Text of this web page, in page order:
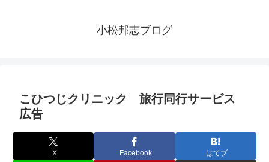
小松邦志ブログ
こひつじクリニック 旅行同行サービス
広告
X Facebook はてブ